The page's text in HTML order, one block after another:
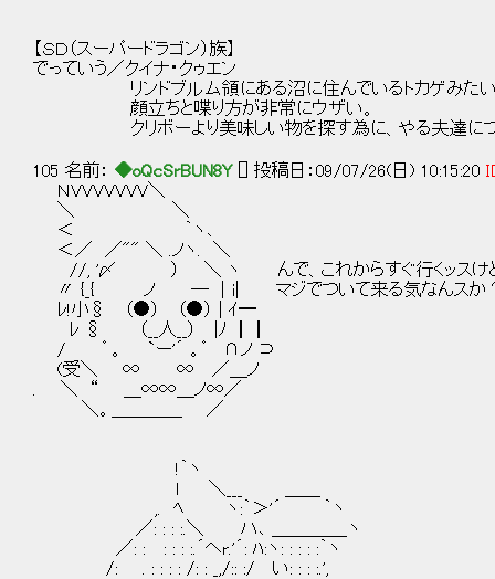
【ＳＤ（スーパードラゴン）族】
でっていう／クイナ・クゥエン
リンドブルム領にある沼に住んでいるトカゲみたい
顔立ちと喋り方が非常にウザい。
クリボーより美味しい物を探す為に、やる夫達につ
105 名前： ◆oQcSrBUN8Y [] 投稿日：09/07/26(日) 10:15:20
ＮVVVVVVV＼
＼ ＼
＜ ｀ヽ､
＜／ ／"" ＼ .ノヽ. ＼
//, '〆 ） ＼ ヽ んで、これからすぐ行くッス
〃 {_{ ノ ─ │i| マジでついて来る気なんスか
ﾚ!小§ （●） （●） | ｲ━
ﾚ § （__人__） |ﾉ ┃┃
/ ゜。 `ー'´ 。゜ ∩ノ ⊃
(受＼ ∞ ∞ ／＿ノ
. ＼ “ ＿∞∞＿ノ∞／
＼。＿＿＿＿ ／
!｀ヽ
l ＼___ ＿＿
,. ﾍ ヽ:｀＞'´ ｀ヽ
／: : : :.＼ ハ､ ＿＿＿＿_ヽ
／: : : : : :.´ヘr.'´: ﾊ:ヽ: : : : :｀ヽ
/: . : : : : /: : _,/:: :/ い: : : :.',